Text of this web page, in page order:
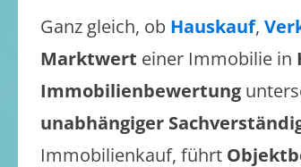
Ganz gleich, ob Hauskauf,
Marktwert einer Immobilie in
Immobilienbewertung
unabhängiger
Immobilienkauf, führt